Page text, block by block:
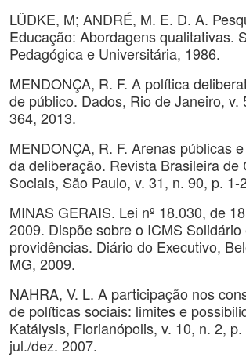
LÜDKE, M; ANDRÉ, M. E. D. A.
Educação: Abordagens qualitativas.
Pedagógica e Universitária, 1986.
MENDONÇA, R. F. A política
de público. Dados, Rio de Janeiro, v.
364, 2013.
MENDONÇA, R. F. Arenas públicas
da deliberação. Revista Brasileira de
Sociais, São Paulo, v. 31, n. 90, p. 1-
MINAS GERAIS. Lei nº 18.030, de
2009. Dispõe sobre o ICMS
providências. Diário do Executivo,
MG, 2009.
NAHRA, V. L. A participação nos
de políticas sociais: limites e
Katálysis, Florianópolis, v. 10, n. 2,
jul./dez. 2007.